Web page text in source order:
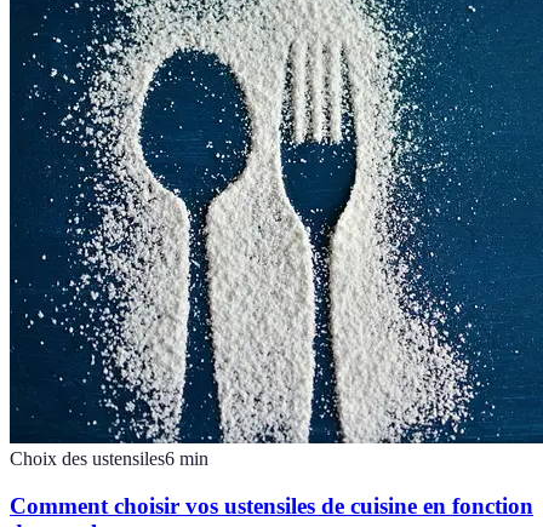
Choix des ustensiles6 min
Comment choisir vos ustensiles de cuisine en fonction